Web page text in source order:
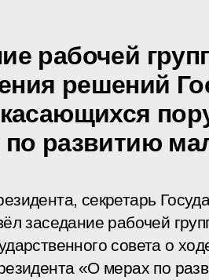
рабочей
решений
развитию
секретарь
заседание рабочей
совета о
«О мерах по